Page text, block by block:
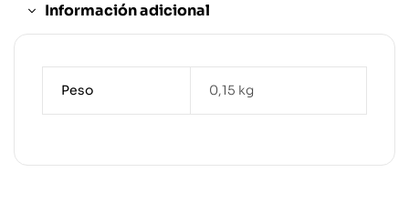
Información adicional
Peso 0,15 kg